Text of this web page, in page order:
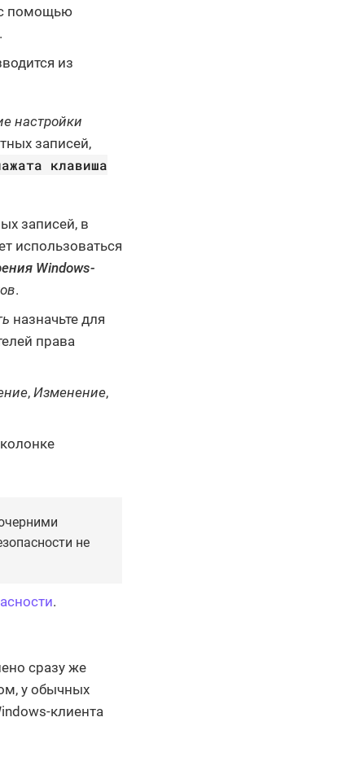
с помощью
из
настройки
записей,
клавиша
записей, в
использоваться
Windows-
.
назначьте для
права
, Изменение,
не
.
сразу же
у обычных
клиента